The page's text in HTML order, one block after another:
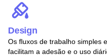
Design
Os fluxos de trabalho simples
facilitam a adesão e o uso